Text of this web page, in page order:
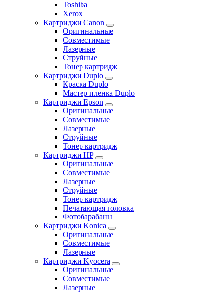
Toshiba
Xerox
Картриджи Canon
Оригинальные
Совместимые
Лазерные
Струйные
Тонер картридж
Картриджи Duplo
Краска Duplo
Мастер пленка Duplo
Картриджи Epson
Оригинальные
Совместимые
Лазерные
Струйные
Тонер картридж
Картриджи HP
Оригинальные
Совместимые
Лазерные
Струйные
Тонер картридж
Печатающая головка
Фотобарабаны
Картриджи Konica
Оригинальные
Совместимые
Лазерные
Картриджи Kyocera
Оригинальные
Совместимые
Лазерные